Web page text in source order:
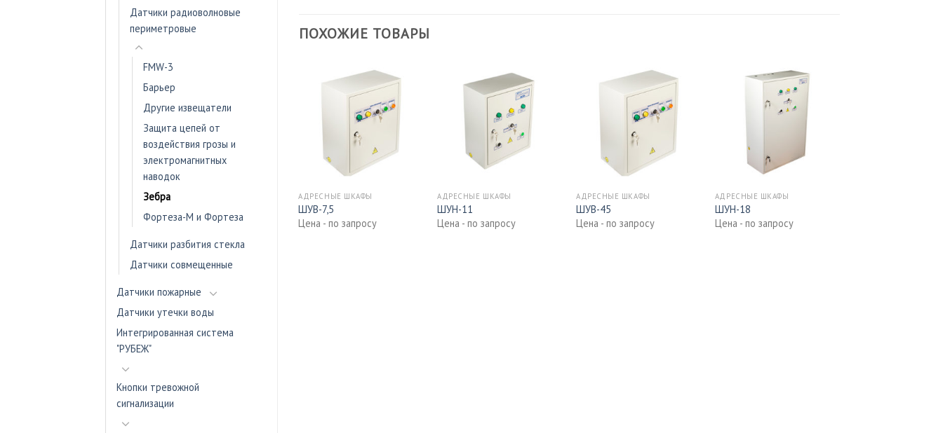
Датчики радиоволновые
периметровые
FMW-3
Барьер
Другие извещатели
Защита цепей от
воздействия грозы и
электромагнитных
наводок
Зебра
Фортеза-М и Фортеза
Датчики разбития стекла
Датчики совмещенные
Датчики пожарные
Датчики утечки воды
Интегрированная система
"РУБЕЖ"
Кнопки тревожной
сигнализации
ПОХОЖИЕ ТОВАРЫ
АДРЕСНЫЕ ШКАФЫ
ШУВ-7,5
Цена - по запросу
АДРЕСНЫЕ ШКАФЫ
ШУН-11
Цена - по запросу
АДРЕСНЫЕ ШКАФЫ
ШУВ-45
Цена - по запросу
АДРЕСНЫЕ ШКАФЫ
ШУН-18
Цена - по запросу
ДИП-Р2
Цена - по запросу